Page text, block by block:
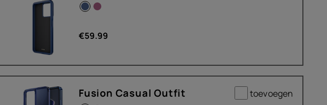
€59.99
Fusion Casual Outfit toevoegen